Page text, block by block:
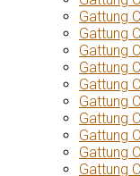
Gattung
Gattung
Gattung
Gattung
Gattung
Gattung
Gattung
Gattung
Gattung
Gattung